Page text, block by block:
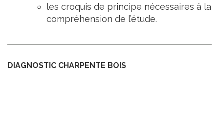
les croquis de principe nécessaires à la
compréhension de l’étude.
DIAGNOSTIC CHARPENTE BOIS